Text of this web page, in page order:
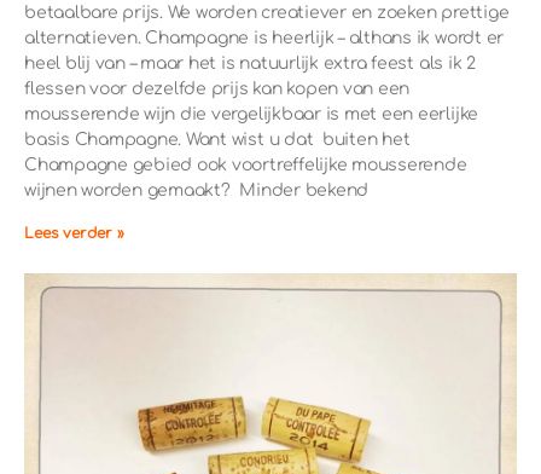
betaalbare prijs. We worden creatiever en zoeken prettige
alternatieven. Champagne is heerlijk – althans ik wordt er
heel blij van – maar het is natuurlijk extra feest als ik 2
flessen voor dezelfde prijs kan kopen van een
mousserende wijn die vergelijkbaar is met een eerlijke
basis Champagne. Want wist u dat buiten het
Champagne gebied ook voortreffelijke mousserende
wijnen worden gemaakt? Minder bekend
Lees verder »